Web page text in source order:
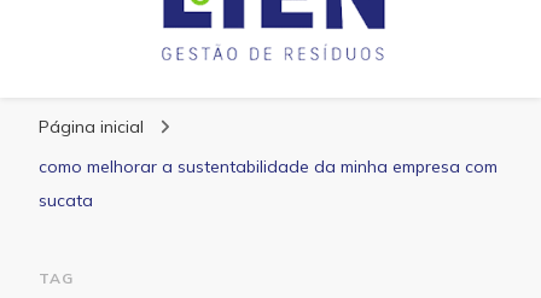
Página inicial
como melhorar a sustentabilidade da minha empresa com
sucata
TAG